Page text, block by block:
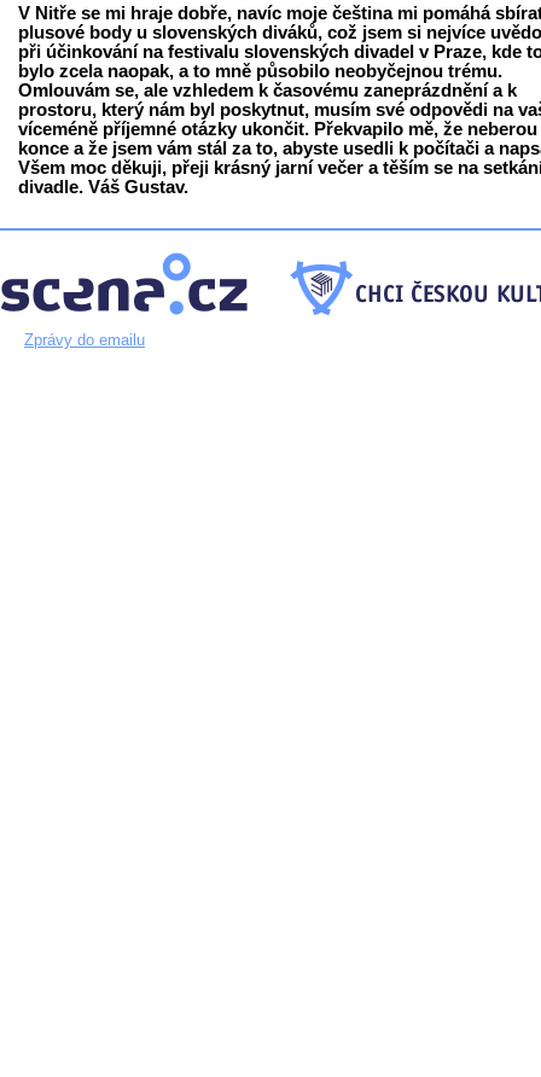
V Nitře se mi hraje dobře, navíc moje čeština mi pomáhá
plusové body u slovenských diváků, což jsem si nejvíce
při účinkování na festivalu slovenských divadel v Praze, kde
bylo zcela naopak, a to mně působilo neobyčejnou trému.
Omlouvám se, ale vzhledem k časovému zaneprázdnění a k
prostoru, který nám byl poskytnut, musím své odpovědi na
víceméně příjemné otázky ukončit. Překvapilo mě, že neberou
konce a že jsem vám stál za to, abyste usedli k počítači a
Všem moc děkuji, přeji krásný jarní večer a těším se na
divadle. Váš Gustav.
Zprávy do emailu